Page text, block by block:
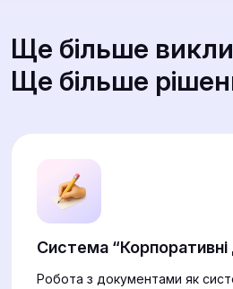
Ще більше
Ще більше
Система
Робота з документами як